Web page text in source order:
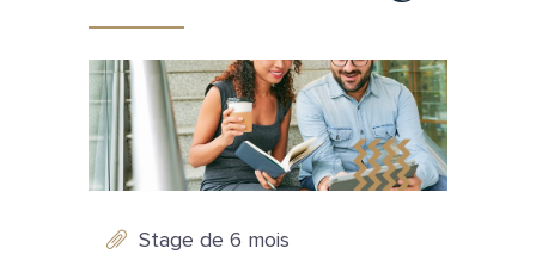
Stage de 6 mois